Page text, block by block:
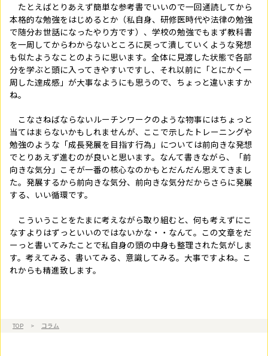
たとえばとりあえず簡単な参考書でいいので一回通読してから
本格的な勉強をはじめるとか（私自身、研修医時代や法律の勉強
で随分お世話になったやり方です）、学校の勉強でもまず教科書
を一周してからわからないところに戻って潰していくような発想
も似たようなことのように思います。全体に見渡した状態で各部
分を学ぶと頭に入ってきやすいですし、それ以前に「とにかく一
周した達成感」が大事なようにも思うので、ちょっと違いますか
ね。
こなさねばならないルーチンワークのような物事にはちょっと
当てはまらないかもしれませんが、ここで示したトレーニングや
勉強のような「成長発展を目指す行為」については前向きな発想
でとりあえず進むのが良いと思います。なんて書きながら、「前
向きな気分」こそが一番の核心なのかもとだんだん思えてきまし
た。発展するから前向きな気分、前向きな気分だからさらに発展
する、いい循環です。
こういうことをたまに考えながら取り組むと、何も考えずにこ
なすよりはずっといいのではないかな・・なんて。この文章をだ
ーっと書いてみたことで私自身の頭の中身も整理された気がしま
す。考えてみる、書いてみる、意識してみる。大事ですよね。こ
れからも精進致します。
TOP > コラム